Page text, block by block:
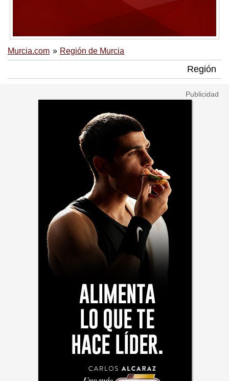
Murcia.com Región de Murcia
Región